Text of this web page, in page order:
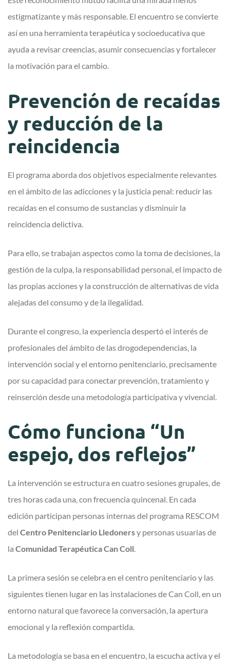
estigmatizante y más responsable. El encuentro se convierte
así en una herramienta terapéutica y socioeducativa que
ayuda a revisar creencias, asumir consecuencias y fortalecer
la motivación para el cambio.
Prevención de recaídas
y reducción de la
reincidencia
El programa aborda dos objetivos especialmente relevantes
en el ámbito de las adicciones y la justicia penal: reducir las
recaídas en el consumo de sustancias y disminuir la
reincidencia delictiva.
Para ello, se trabajan aspectos como la toma de decisiones, la
gestión de la culpa, la responsabilidad personal, el impacto de
las propias acciones y la construcción de alternativas de vida
alejadas del consumo y de la ilegalidad.
Durante el congreso, la experiencia despertó el interés de
profesionales del ámbito de las drogodependencias, la
intervención social y el entorno penitenciario, precisamente
por su capacidad para conectar prevención, tratamiento y
reinserción desde una metodología participativa y vivencial.
Cómo funciona “Un
espejo, dos reflejos”
La intervención se estructura en cuatro sesiones grupales, de
tres horas cada una, con frecuencia quincenal. En cada
edición participan personas internas del programa RESCOM
del Centro Penitenciario Lledonersy personas usuarias de
la Comunidad Terapéutica Can Coll.
La primera sesión se celebra en el centro penitenciario y las
siguientes tienen lugar en las instalaciones de Can Coll, en un
entorno natural que favorece la conversación, la apertura
emocional y la reflexión compartida.
La metodología se basa en el encuentro, la escucha activa y el